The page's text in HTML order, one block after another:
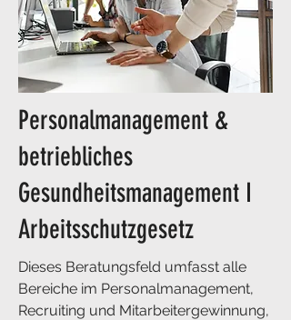
Personalmanagement &
betriebliches
Gesundheitsmanagement I
Arbeitsschutzgesetz
​Dieses Beratungsfeld umfasst alle
Bereiche im Personalmanagement,
Recruiting und Mitarbeitergewinnung,